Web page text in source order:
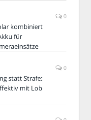
0
kombiniert
für
0
statt Strafe:
mit Lob